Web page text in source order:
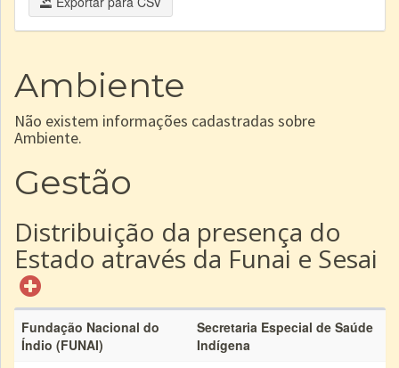
Ambiente
Não existem informações cadastradas sobre
Ambiente.
Gestão
Distribuição da presença do
Estado através da Funai e Sesai
Fundação Nacional do
Índio (FUNAI)
Secretaria Especial de Saúde
Indígena